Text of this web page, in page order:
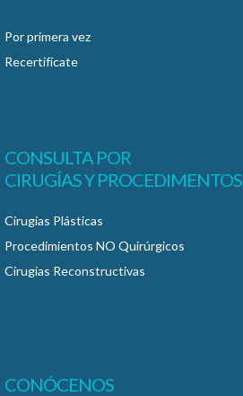
Por primera vez
Recertifícate
CONSULTA POR
CIRUGÍAS Y PROCEDIMENTOS
Cirugías Plásticas
Procedimientos NO Quirúrgicos
Cirugías Reconstructivas
CONÓCENOS